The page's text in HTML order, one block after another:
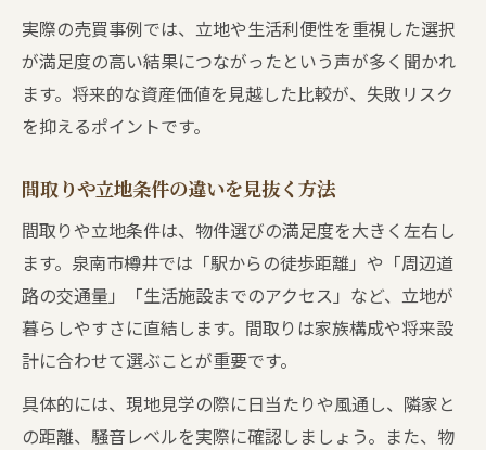
実際の売買事例では、立地や生活利便性を重視した選択
が満足度の高い結果につながったという声が多く聞かれ
ます。将来的な資産価値を見越した比較が、失敗リスク
を抑えるポイントです。
間取りや立地条件の違いを見抜く方法
間取りや立地条件は、物件選びの満足度を大きく左右し
ます。泉南市樽井では「駅からの徒歩距離」や「周辺道
路の交通量」「生活施設までのアクセス」など、立地が
暮らしやすさに直結します。間取りは家族構成や将来設
計に合わせて選ぶことが重要です。
具体的には、現地見学の際に日当たりや風通し、隣家と
の距離、騒音レベルを実際に確認しましょう。また、物